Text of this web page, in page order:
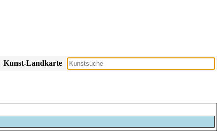
Kunst-Landkarte